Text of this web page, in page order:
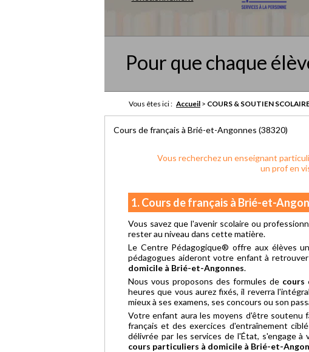
Pour que chaque
Vous êtes ici : Accueil > COURS & SOUTIEN
Cours de français à Brié-et-Angonnes (38320)
Vous recherchez un enseignant
un prof en
1. Cours de français à Brié-et-
Vous savez que l'avenir scolaire ou
rester au niveau dans cette matière.
Le Centre Pédagogique® offre aux élèves
pédagogues aideront votre enfant à
domicile à Brié-et-Angonnes.
Nous vous proposons des formules de cours
heures que vous aurez fixés, il reverra
mieux à ses examens, ses concours ou son
Votre enfant aura les moyens d'être soutenu
français et des exercices d'entraînement
délivrée par les services de l'État, s'engage
cours particuliers à domicile à Brié-et-